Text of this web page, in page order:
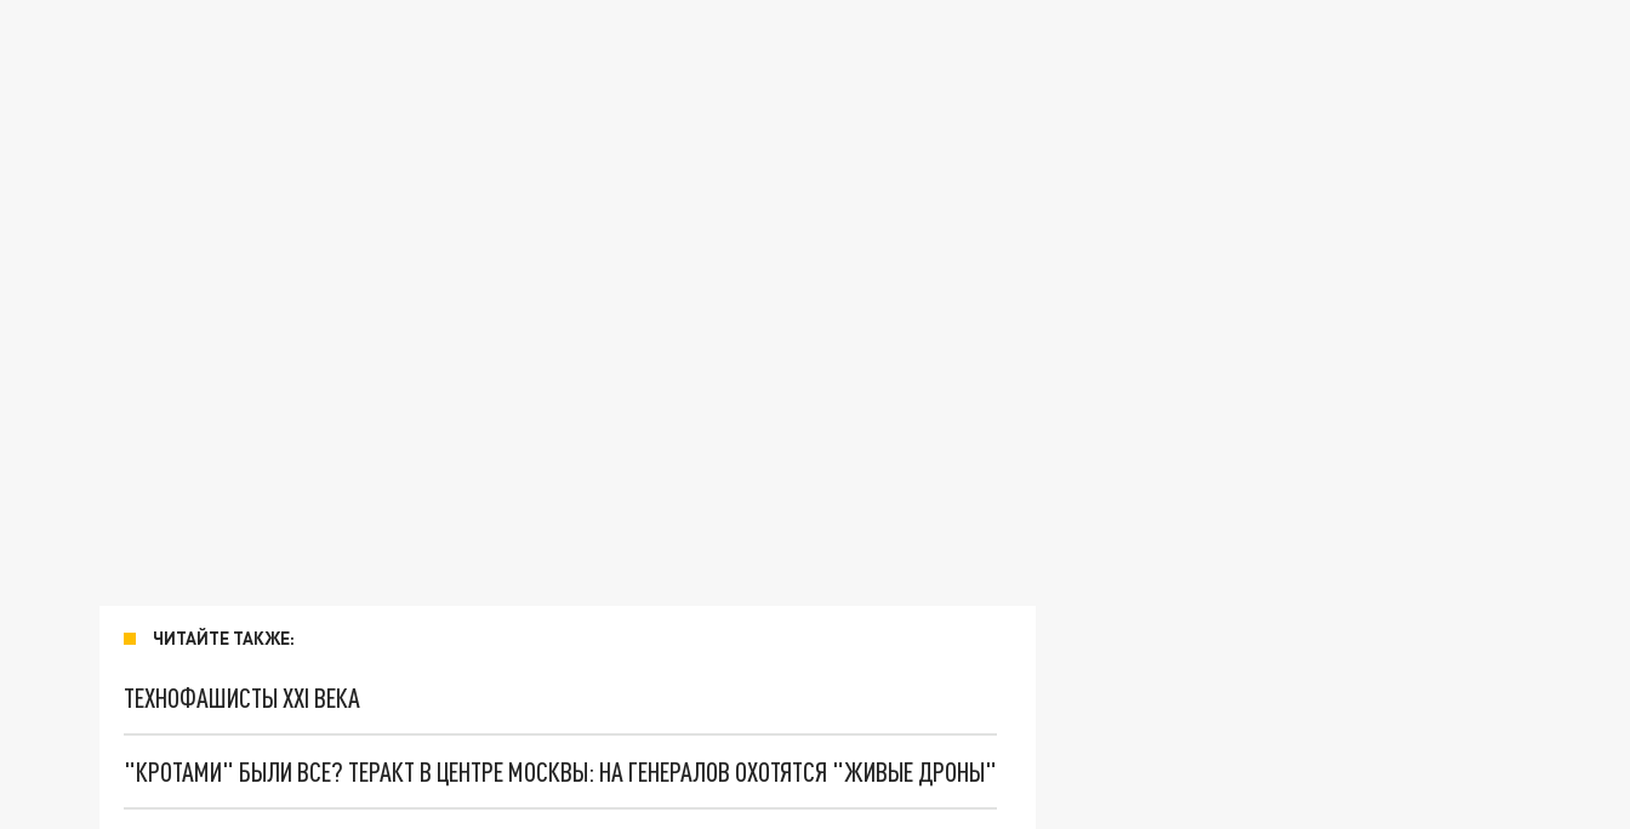
ЧИТАЙТЕ ТАКЖЕ:
ТЕХНОФАШИСТЫ XXI ВЕКА
"КРОТАМИ" БЫЛИ ВСЕ? ТЕРАКТ В ЦЕНТРЕ МОСКВЫ: НА ГЕНЕРАЛОВ ОХОТЯТСЯ "ЖИВЫЕ ДРОНЫ"